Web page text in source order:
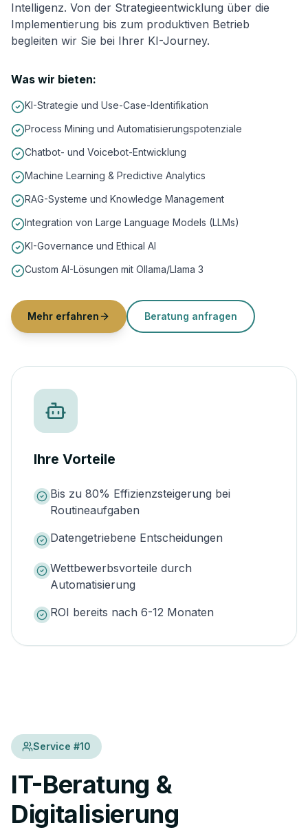
Intelligenz. Von der Strategieentwicklung über die
Implementierung bis zum produktiven Betrieb
begleiten wir Sie bei Ihrer KI-Journey.
Was wir bieten:
KI-Strategie und Use-Case-Identifikation
Process Mining und Automatisierungspotenziale
Chatbot- und Voicebot-Entwicklung
Machine Learning & Predictive Analytics
RAG-Systeme und Knowledge Management
Integration von Large Language Models (LLMs)
KI-Governance und Ethical AI
Custom AI-Lösungen mit Ollama/Llama 3
Mehr erfahren Beratung anfragen
Ihre Vorteile
Bis zu 80% Effizienzsteigerung bei
Routineaufgaben
Datengetriebene Entscheidungen
Wettbewerbsvorteile durch
Automatisierung
ROI bereits nach 6-12 Monaten
Service #10
IT-Beratung &
Digitalisierung